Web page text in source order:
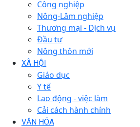
Công nghiệp
Nông-Lâm nghiệp
Thương mại - Dịch vụ
Đầu tư
Nông thôn mới
XÃ HỘI
Giáo dục
Y tế
Lao động - việc làm
Cải cách hành chính
VĂN HÓA